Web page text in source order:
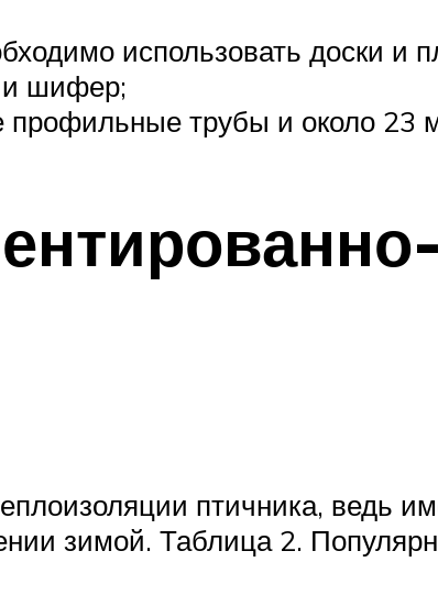
использовать доски и
и шифер;
трубы и около 23
птичника, ведь
зимой. Таблица 2.